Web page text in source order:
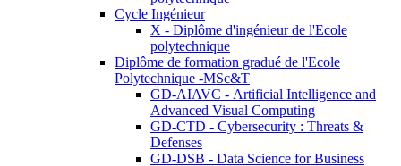
Cycle Ingénieur
X - Diplôme d'ingénieur de l'Ecole
polytechnique
Diplôme de formation gradué de l'Ecole
Polytechnique -MSc&T
GD-AIAVC - Artificial Intelligence and
Advanced Visual Computing
GD-CTD - Cybersecurity : Threats &
Defenses
GD-DSB - Data Science for Business